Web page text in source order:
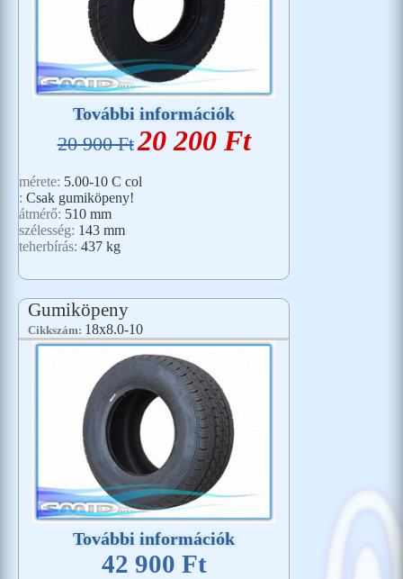
További információk
20 900 Ft20 200 Ft
mérete: 5.00-10 C col
: Csak gumiköpeny!
átmérő: 510 mm
szélesség: 143 mm
teherbírás: 437 kg
Gumiköpeny
Cikkszám: 18x8.0-10
További információk
42 900 Ft